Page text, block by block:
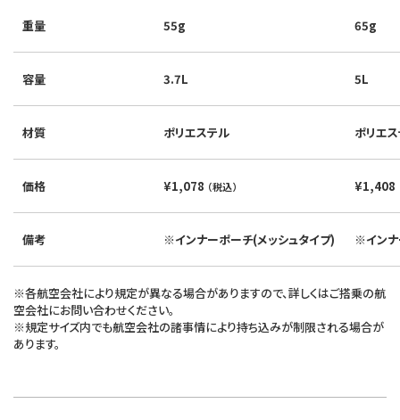
重量 55g 65g
容量 3.7L 5L
材質 ポリエステル ポリエ
価格 ¥1,078 （税込） ¥1,408
備考 ※インナーポーチ(メッシュタイプ) ※インナ
※各航空会社により規定が異なる場合がありますので、詳しくはご搭乗の航
空会社にお問い合わせください。
※規定サイズ内でも航空会社の諸事情により持ち込みが制限される場合が
あります。